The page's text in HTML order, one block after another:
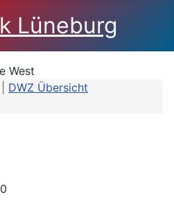
Lüneburg
West
DWZ Übersicht